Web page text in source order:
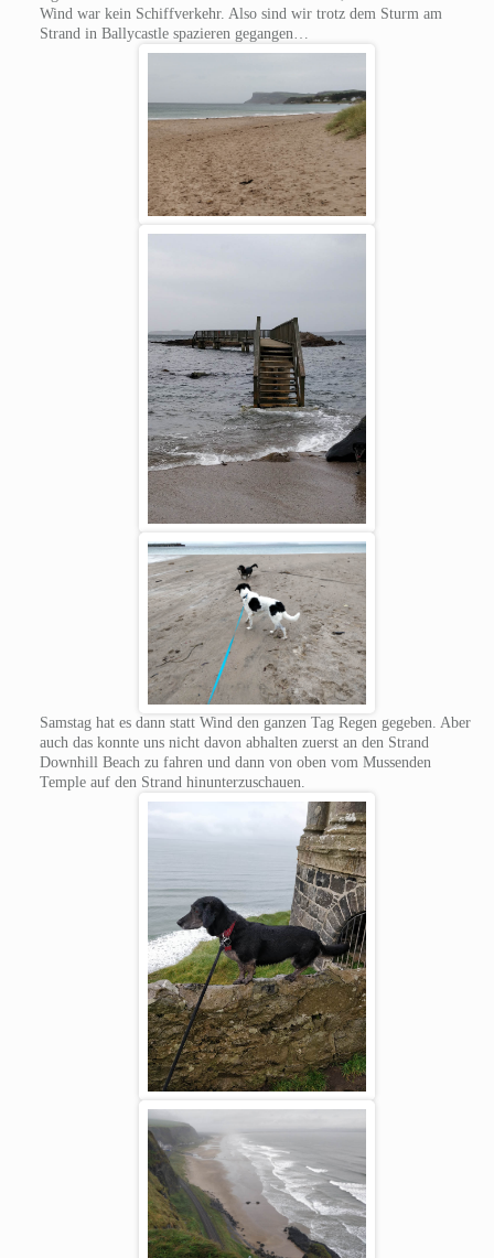
Wind war kein Schiffverkehr. Also sind wir trotz dem Sturm am
Strand in Ballycastle spazieren gegangen…
Samstag hat es dann statt Wind den ganzen Tag Regen gegeben. Aber
auch das konnte uns nicht davon abhalten zuerst an den Strand
Downhill Beach zu fahren und dann von oben vom Mussenden
Temple auf den Strand hinunterzuschauen.